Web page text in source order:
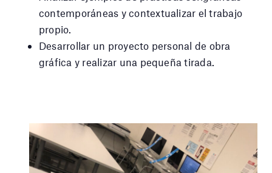
contemporáneas y contextualizar el trabajo
propio.
Desarrollar un proyecto personal de obra
gráfica y realizar una pequeña tirada.